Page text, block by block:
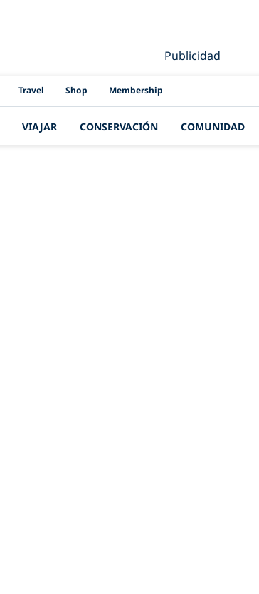
Publicidad
Travel Shop Membership
VIAJAR CONSERVACIÓN COMUNIDAD